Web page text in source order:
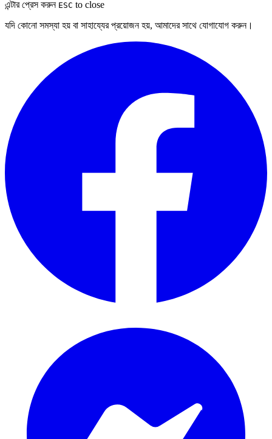
এন্টার প্রেস করুন ESC to close
যদি কোনো সমস্যা হয় বা সাহায্যের প্রয়োজন হয়, আমাদের সাথে যোগাযোগ করুন।